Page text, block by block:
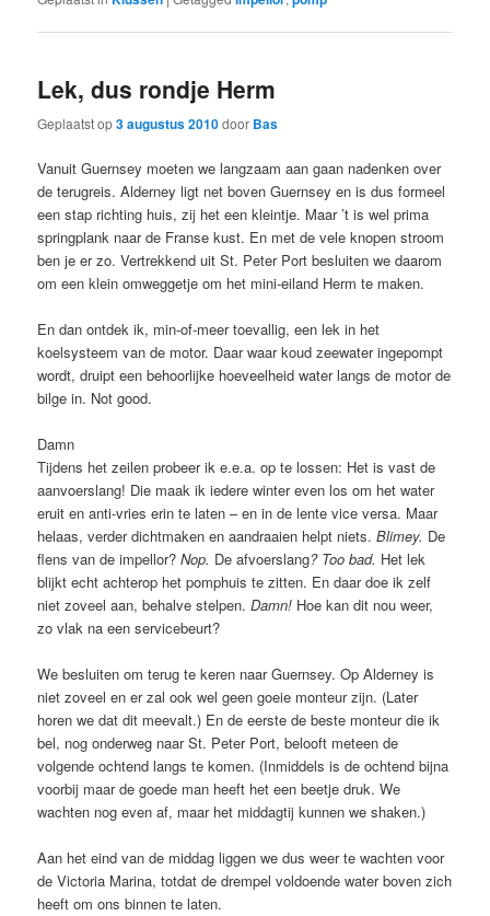
Lek, dus rondje Herm
Geplaatst op3 augustus 2010door Bas
Vanuit Guernsey moeten we langzaam aan gaan nadenken over
de terugreis. Alderney ligt net boven Guernsey en is dus formeel
een stap richting huis, zij het een kleintje. Maar ’t is wel prima
springplank naar de Franse kust. En met de vele knopen stroom
ben je er zo. Vertrekkend uit St. Peter Port besluiten we daarom
om een klein omweggetje om het mini-eiland Herm te maken.
En dan ontdek ik, min-of-meer toevallig, een lek in het
koelsysteem van de motor. Daar waar koud zeewater ingepompt
wordt, druipt een behoorlijke hoeveelheid water langs de motor de
bilge in. Not good.
Damn
Tijdens het zeilen probeer ik e.e.a. op te lossen: Het is vast de
aanvoerslang! Die maak ik iedere winter even los om het water
eruit en anti-vries erin te laten – en in de lente vice versa. Maar
helaas, verder dichtmaken en aandraaien helpt niets. Blimey. De
flens van de impellor?Nop. De afvoerslang? Too bad. Het lek
blijkt echt achterop het pomphuis te zitten. En daar doe ik zelf
niet zoveel aan, behalve stelpen.Damn! Hoe kan dit nou weer,
zo vlak na een servicebeurt?
We besluiten om terug te keren naar Guernsey. Op Alderney is
niet zoveel en er zal ook wel geen goeie monteur zijn. (Later
horen we dat dit meevalt.) En de eerste de beste monteur die ik
bel, nog onderweg naar St. Peter Port, belooft meteen de
volgende ochtend langs te komen. (Inmiddels is de ochtend bijna
voorbij maar de goede man heeft het een beetje druk. We
wachten nog even af, maar het middagtij kunnen we shaken.)
Aan het eind van de middag liggen we dus weer te wachten voor
de Victoria Marina, totdat de drempel voldoende water boven zich
heeft om ons binnen te laten.